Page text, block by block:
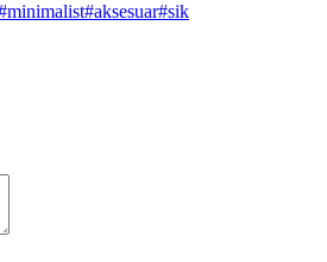
minimalist#aksesuar#sik